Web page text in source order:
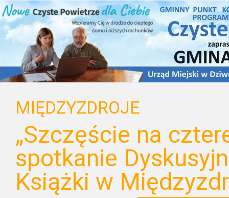
MIĘDZYZDROJE
„Szczęście na
spotkanie
Książki w